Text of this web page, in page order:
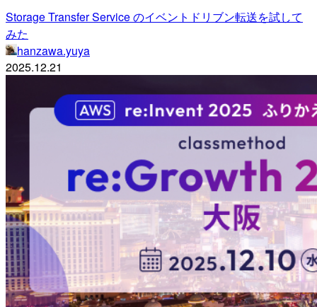
Storage Transfer Service のイベントドリブン転送を試して
みた
hanzawa.yuya
2025.12.21